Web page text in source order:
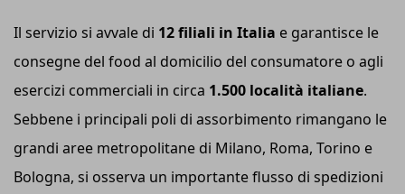
Il servizio si avvale di 12 filiali in Italia e garantisce le
consegne del food al domicilio del consumatore o agli
esercizi commerciali in circa 1.500 località italiane.
Sebbene i principali poli di assorbimento rimangano le
grandi aree metropolitane di Milano, Roma, Torino e
Bologna, si osserva un importante flusso di spedizioni